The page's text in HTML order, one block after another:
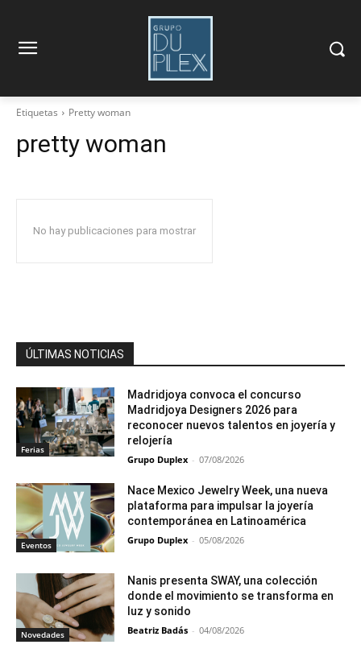
Etiquetas Pretty woman
pretty woman
No hay publicaciones para mostrar
ÚLTIMAS NOTICIAS
Ferias
Madridjoya convoca el concurso
Madridjoya Designers 2026 para
reconocer nuevos talentos en joyería y
relojería
Grupo Duplex - 07/08/2026
Eventos
Nace Mexico Jewelry Week, una nueva
plataforma para impulsar la joyería
contemporánea en Latinoamérica
Grupo Duplex - 05/08/2026
Novedades
Nanis presenta SWAY, una colección
donde el movimiento se transforma en
luz y sonido
Beatriz Badás - 04/08/2026